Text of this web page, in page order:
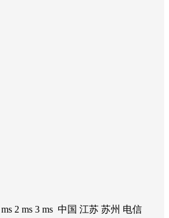
2 ms 3 ms 中国 江苏 苏州 电信